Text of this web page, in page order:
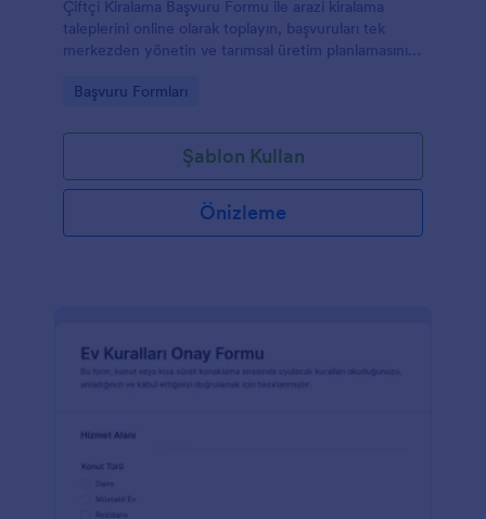
Çiftçi Kiralama Başvuru Formu ile arazi kiralama
taleplerini online olarak toplayın, başvuruları tek
merkezden yönetin ve tarımsal üretim planlamasını
Go to Category:
Başvuru Formları
Şablon Kullan
Önizleme